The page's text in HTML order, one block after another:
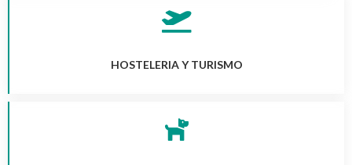
HOSTELERIA Y TURISMO